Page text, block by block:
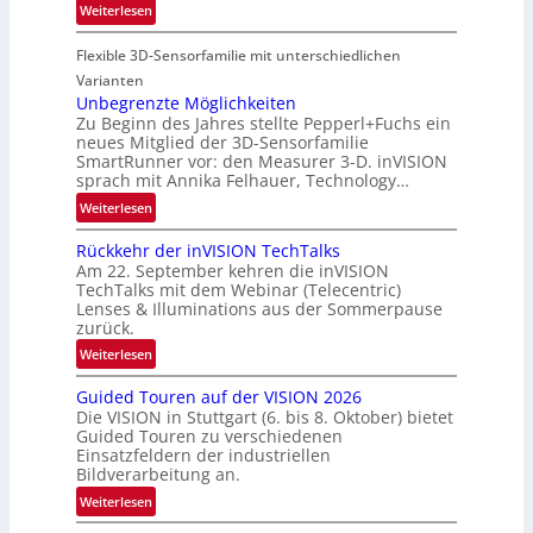
u
f
t
-
u
n
d
R
a
u
m
f
a
h
r
t
t
e
c
h
n
i
k
R
e
n
Weiterlesen:
P
a
t
n
e
r
s
c
h
a
f
t
i
s
c
h
e
n
4
K
Flexible 3D-Sensorfamilie mit unterschiedlichen
Varianten
Unbegrenzte Möglichkeiten
Zu Beginn des Jahres stellte Pepperl+Fuchs ein
neues Mitglied der 3D-Sensorfamilie
SmartRunner vor: den Measurer 3-D. inVISION
sprach mit Annika Felhauer, Technology…
Weiterlesen:
U
n
b
e
g
r
e
z
t
e
M
ö
g
Rückkehr der inVISION TechTalks
Am 22. September kehren die inVISION
TechTalks mit dem Webinar (Telecentric)
Lenses & Illuminations aus der Sommerpause
zurück.
Weiterlesen:
R
ü
c
k
k
e
h
Guided Touren auf der VISION 2026
Die VISION in Stuttgart (6. bis 8. Oktober) bietet
Guided Touren zu verschiedenen
Einsatzfeldern der industriellen
Bildverarbeitung an.
Weiterlesen:
G